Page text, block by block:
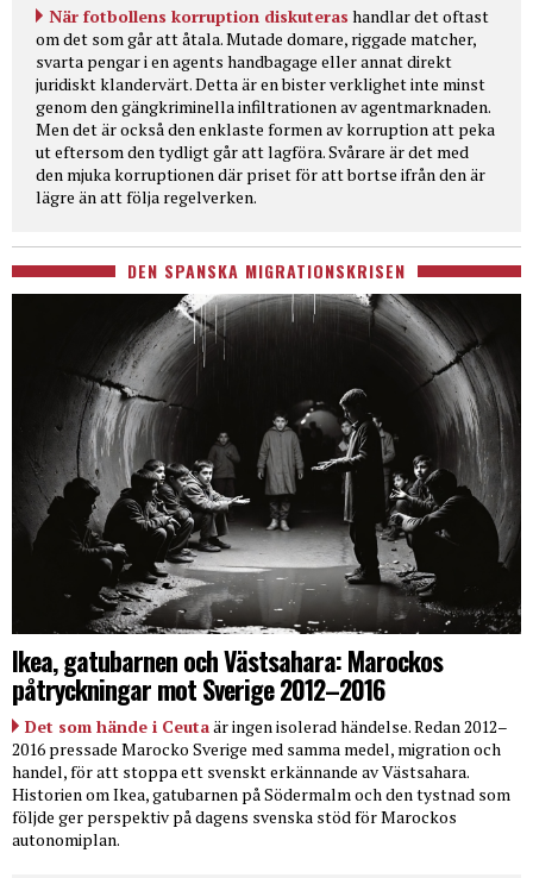
När fotbollens korruption diskuteras handlar det oftast
om det som går att åtala. Mutade domare, riggade matcher,
svarta pengar i en agents handbagage eller annat direkt
juridiskt klandervärt. Detta är en bister verklighet inte minst
genom den gängkriminella infiltrationen av agentmarknaden.
Men det är också den enklaste formen av korruption att peka
ut eftersom den tydligt går att lagföra. Svårare är det med
den mjuka korruptionen där priset för att bortse ifrån den är
lägre än att följa regelverken.
DEN SPANSKA MIGRATIONSKRISEN
Ikea, gatubarnen och Västsahara: Marockos
påtryckningar mot Sverige 2012–2016
Det som hände i Ceutaär ingen isolerad händelse. Redan 2012–
2016 pressade Marocko Sverige med samma medel, migration och
handel, för att stoppa ett svenskt erkännande av Västsahara.
Historien om Ikea, gatubarnen på Södermalm och den tystnad som
följde ger perspektiv på dagens svenska stöd för Marockos
autonomiplan.